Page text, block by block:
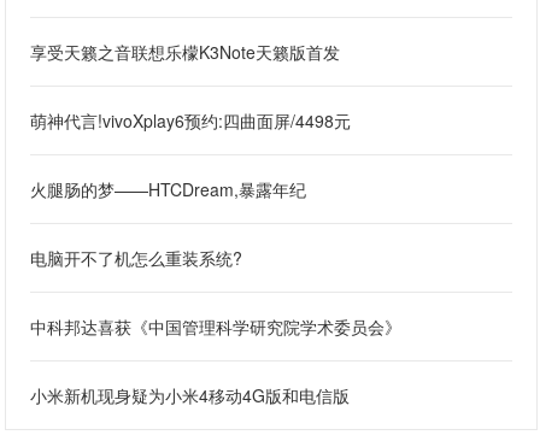
享受天籁之音联想乐檬K3Note天籁版首发
萌神代言!vivoXplay6预约:四曲面屏/4498元
火腿肠的梦——HTCDream,暴露年纪
电脑开不了机怎么重装系统?
中科邦达喜获《中国管理科学研究院学术委员会》
小米新机现身疑为小米4移动4G版和电信版